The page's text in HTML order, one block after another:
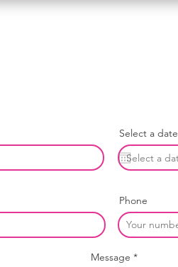
Select a date
Phone
Message